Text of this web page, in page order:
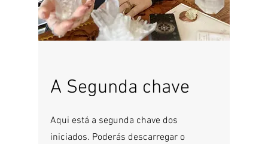
A Segunda chave
Aqui está a segunda chave dos
iniciados. Poderás descarregar o